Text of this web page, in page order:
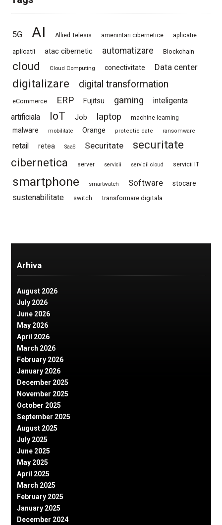
5G AI Allied Telesis amenintari cibernetice aplicatie
aplicatii atac cibernetic automatizare Blockchain
cloud Cloud Computing conectivitate Data center
digitalizare digital transformation
eCommerce ERP Fujitsu gaming
inteligenta
artificiala
IoT Job laptop machine learning
malware mobilitate Orange protectie date ransomware
retail retea SaaS Securitate
securitate
cibernetica
server servicii servicii cloud servicii IT
smartphone smartwatch Software stocare
sustenabilitate switch transformare digitala
Arhiva
August 2026
July 2026
June 2026
May 2026
April 2026
March 2026
February 2026
January 2026
December 2025
November 2025
October 2025
September 2025
August 2025
July 2025
June 2025
May 2025
April 2025
March 2025
February 2025
January 2025
December 2024